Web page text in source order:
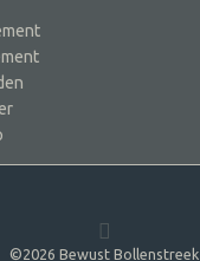
©2026 Bewust Bollenstreek